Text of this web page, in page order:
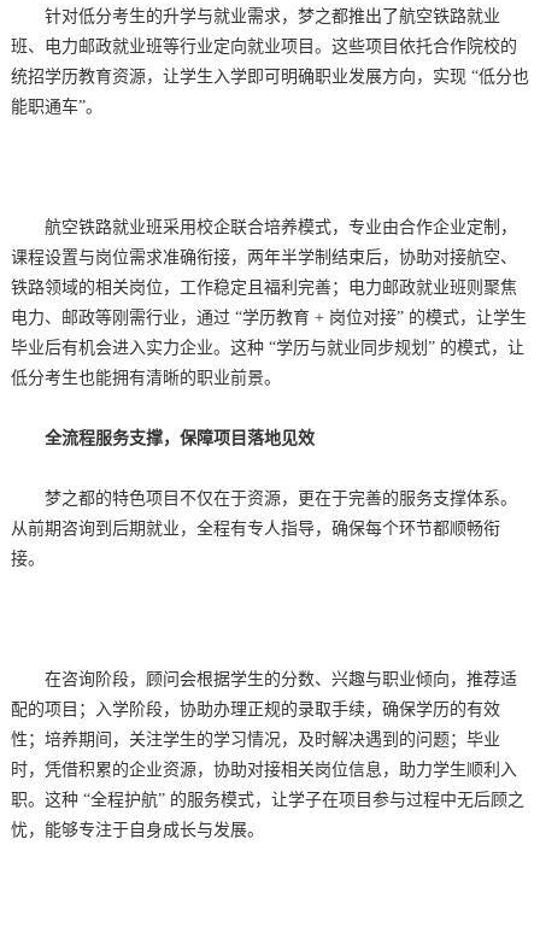
针对低分考生的升学与就业需求，梦之都推出了航空铁路就业
班、电力邮政就业班等行业定向就业项目。这些项目依托合作院校的
统招学历教育资源，让学生入学即可明确职业发展方向，实现 “低分也
能职通车”。
航空铁路就业班采用校企联合培养模式，专业由合作企业定制，
课程设置与岗位需求准确衔接，两年半学制结束后，协助对接航空、
铁路领域的相关岗位，工作稳定且福利完善；电力邮政就业班则聚焦
电力、邮政等刚需行业，通过 “学历教育 + 岗位对接” 的模式，让学生
毕业后有机会进入实力企业。这种 “学历与就业同步规划” 的模式，让
低分考生也能拥有清晰的职业前景。
全流程服务支撑，保障项目落地见效
梦之都的特色项目不仅在于资源，更在于完善的服务支撑体系。
从前期咨询到后期就业，全程有专人指导，确保每个环节都顺畅衔
接。
在咨询阶段，顾问会根据学生的分数、兴趣与职业倾向，推荐适
配的项目；入学阶段，协助办理正规的录取手续，确保学历的有效
性；培养期间，关注学生的学习情况，及时解决遇到的问题；毕业
时，凭借积累的企业资源，协助对接相关岗位信息，助力学生顺利入
职。这种 “全程护航” 的服务模式，让学子在项目参与过程中无后顾之
忧，能够专注于自身成长与发展。